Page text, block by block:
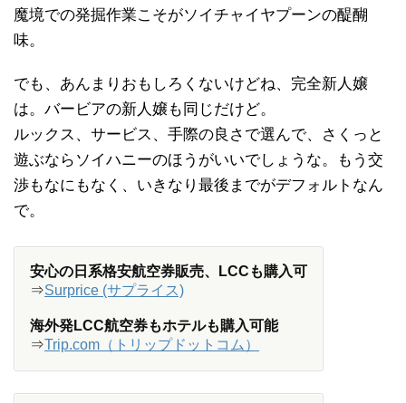
魔境での発掘作業こそがソイチャイヤプーンの醍醐
味。
でも、あんまりおもしろくないけどね、完全新人嬢
は。バービアの新人嬢も同じだけど。
ルックス、サービス、手際の良さで選んで、さくっと
遊ぶならソイハニーのほうがいいでしょうな。もう交
渉もなにもなく、いきなり最後までがデフォルトなん
で。
安心の日系格安航空券販売、LCCも購入可
⇒Surprice (サプライス)
海外発LCC航空券もホテルも購入可能
⇒Trip.com（トリップドットコム）